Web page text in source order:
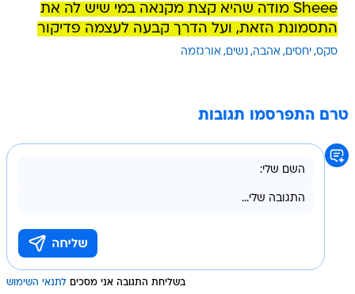
Sheee מודה שהיא קצת מקנאה במי שיש לה את
התסמונת הזאת, ועל הדרך קבעה לעצמה פדיקור
סקס יחסים אהבה נשים אורגזמה
טרם התפרסמו תגובות
בשליחת התגובה אני מסכים לתנאי השימוש